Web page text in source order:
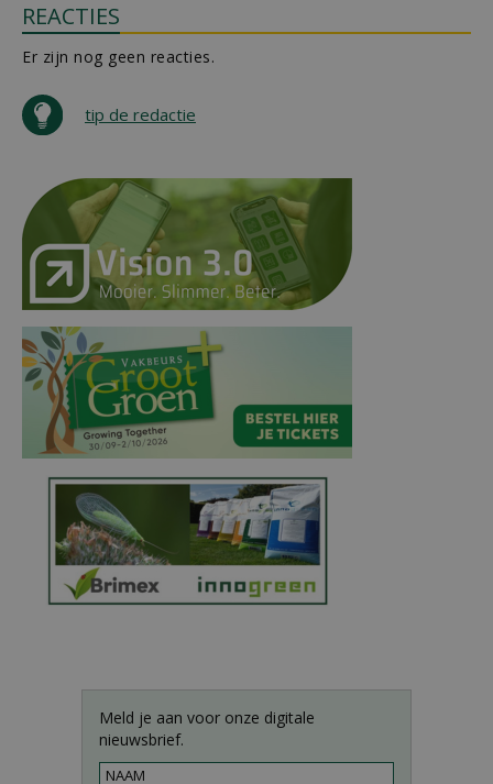
REACTIES
Er zijn nog geen reacties.
tip de redactie
Meld je aan voor onze digitale
nieuwsbrief.